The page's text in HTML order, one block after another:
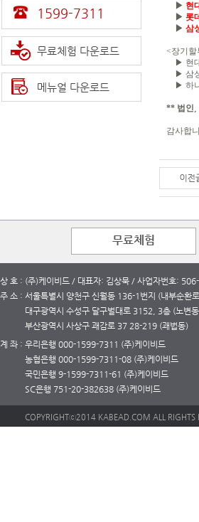
1599-7311
무료체험 다운로드
메뉴얼 다운로드
▶ 현
▶ 롯데
▶ 삼
<장기
▶ 현
▶ 삼
▶ 하
** 법인
감사합
무료체험
상 호 : (주)케이비드 / 대표자: 김상묵 / 사업자번호:
주 소 : 서울특별시 양천구 신월동 136-1번지 (내부순환
대구광역시 수성구 달구벌대로 3152, 3층 (노변
부산광역시 사상구 괘감로 37 28-219 (괘법동)
계 좌 : 우리은행 000-1599-7311 (주)케이비드
농협은행 000-1599-7311-08 (주)케이비드
국민은행 9-1599-7311-61 (주)케이비드
SC은행 751-20-382638 (주)케이비드
COPYRIGHTⓒ2014 KABEAD.COM ALL RIGHTS